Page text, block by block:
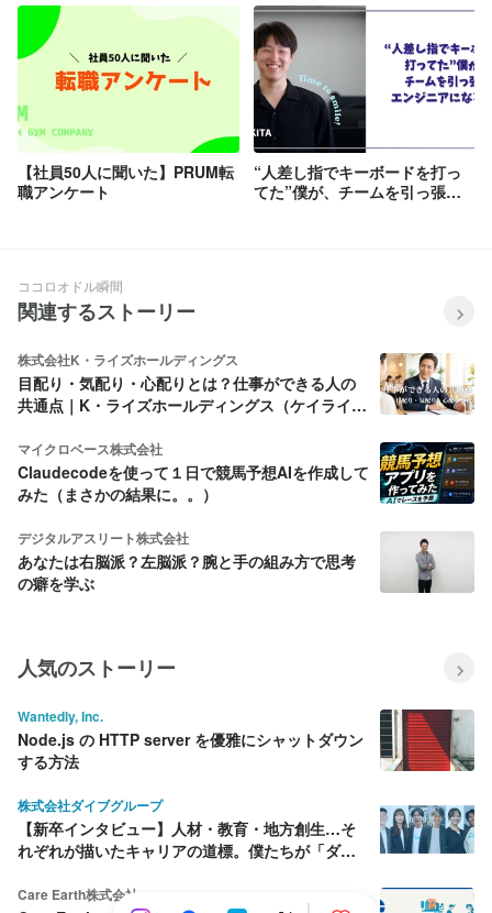
【社員50人に聞いた】PRUM転
職アンケート
“人差し指でキーボードを打っ
てた”僕が、チームを引っ張る
ココロオドル瞬間
関連するストーリー
株式会社K・ライズホールディングス
目配り・気配り・心配りとは？仕事ができる人の
共通点｜K・ライズホールディングス（ケイライ
マイクロベース株式会社
Claudecodeを使って１日で競馬予想AIを作成して
みた（まさかの結果に。。）
デジタルアスリート株式会社
あなたは右脳派？左脳派？腕と手の組み方で思考
の癖を学ぶ
人気のストーリー
Wantedly, Inc.
Node.js の HTTP server を優雅にシャットダウン
する方法
株式会社ダイブグループ
【新卒インタビュー】人材・教育・地方創生…そ
れぞれが描いたキャリアの道標。僕たちが「ダイ
Care Earth株式会社